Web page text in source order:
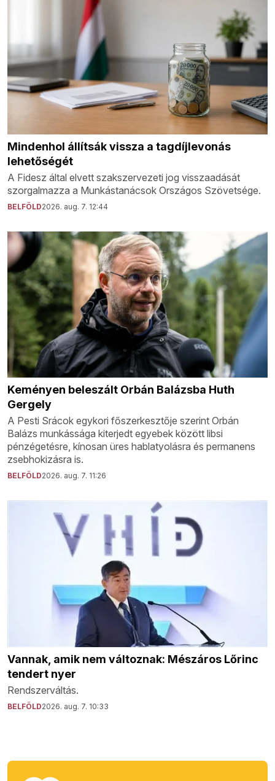
Mindenhol állítsák vissza a tagdíjlevonás
lehetőségét
A Fidesz által elvett szakszervezeti jog visszaadását
szorgalmazza a Munkástanácsok Országos Szövetsége.
BELFÖLD2026. aug. 7. 12:44
Keményen beleszált Orbán Balázsba Huth
Gergely
A Pesti Srácok egykori főszerkesztője szerint Orbán
Balázs munkássága kiterjedt egyebek között libsi
pénzégetésre, kínosan üres hablatyolásra és permanens
zsebhokizásra is.
BELFÖLD2026. aug. 7. 11:26
Vannak, amik nem változnak: Mészáros Lőrinc
tendert nyer
Rendszerváltás.
BELFÖLD2026. aug. 7. 10:33